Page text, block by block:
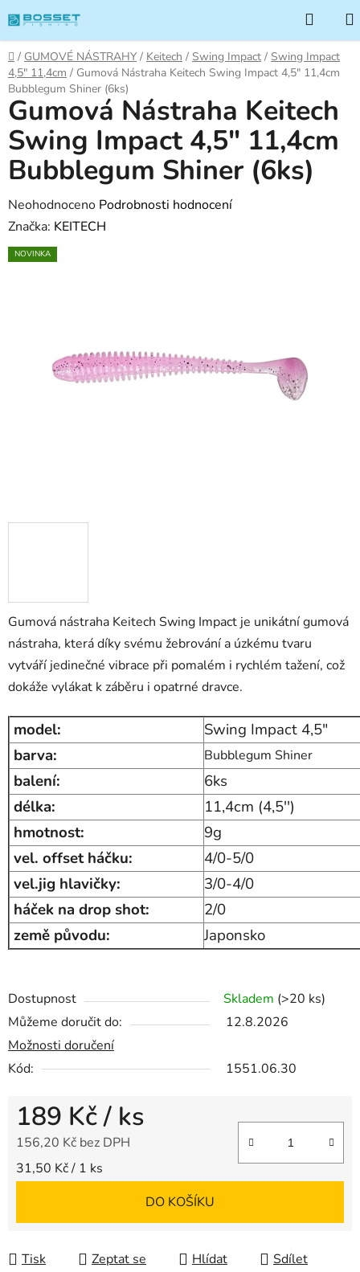
na
obsah
Domů
/ GUMOVÉ NÁSTRAHY / Keitech / Swing Impact / Swing Impact
4,5" 11,4cm / Gumová Nástraha Keitech Swing Impact 4,5" 11,4cm
Bubblegum Shiner (6ks)
Gumová nástraha Keitech Swing Impact je unikátní gumová
nástraha, která díky svému žebrování a úzkému tvaru
vytváří jedinečné vibrace při pomalém i rychlém tažení, což
dokáže vylákat k záběru i opatrné dravce.
model:
Swing Impact 4,5"
barva:
Bubblegum Shiner
balení:
6ks
délka:
11,4cm (4,5'')
hmotnost:
9g
vel. offset háčku:
4/0-5/0
vel.jig hlavičky:
3/0-4/0
háček na drop shot:
2/0
země původu:
Japonsko
Dostupnost Skladem (>20 ks)
Můžeme doručit do:
12.8.2026
Možnosti doručení
Kód:
1551.06.30
189 Kč/ ks
156,20 Kč bez DPH
Měrná cena:
31,50 Kč / 1 ks
DO KOŠÍKU
Tisk Zeptat se Hlídat Sdílet
Gumová Nástraha Keitech
Swing Impact 4,5" 11,4cm
Bubblegum Shiner (6ks)
Průměrné
hodnocení
produktu
hvězdiček.
Neohodnoceno Podrobnosti hodnocení
Značka: KEITECH
NOVINKA